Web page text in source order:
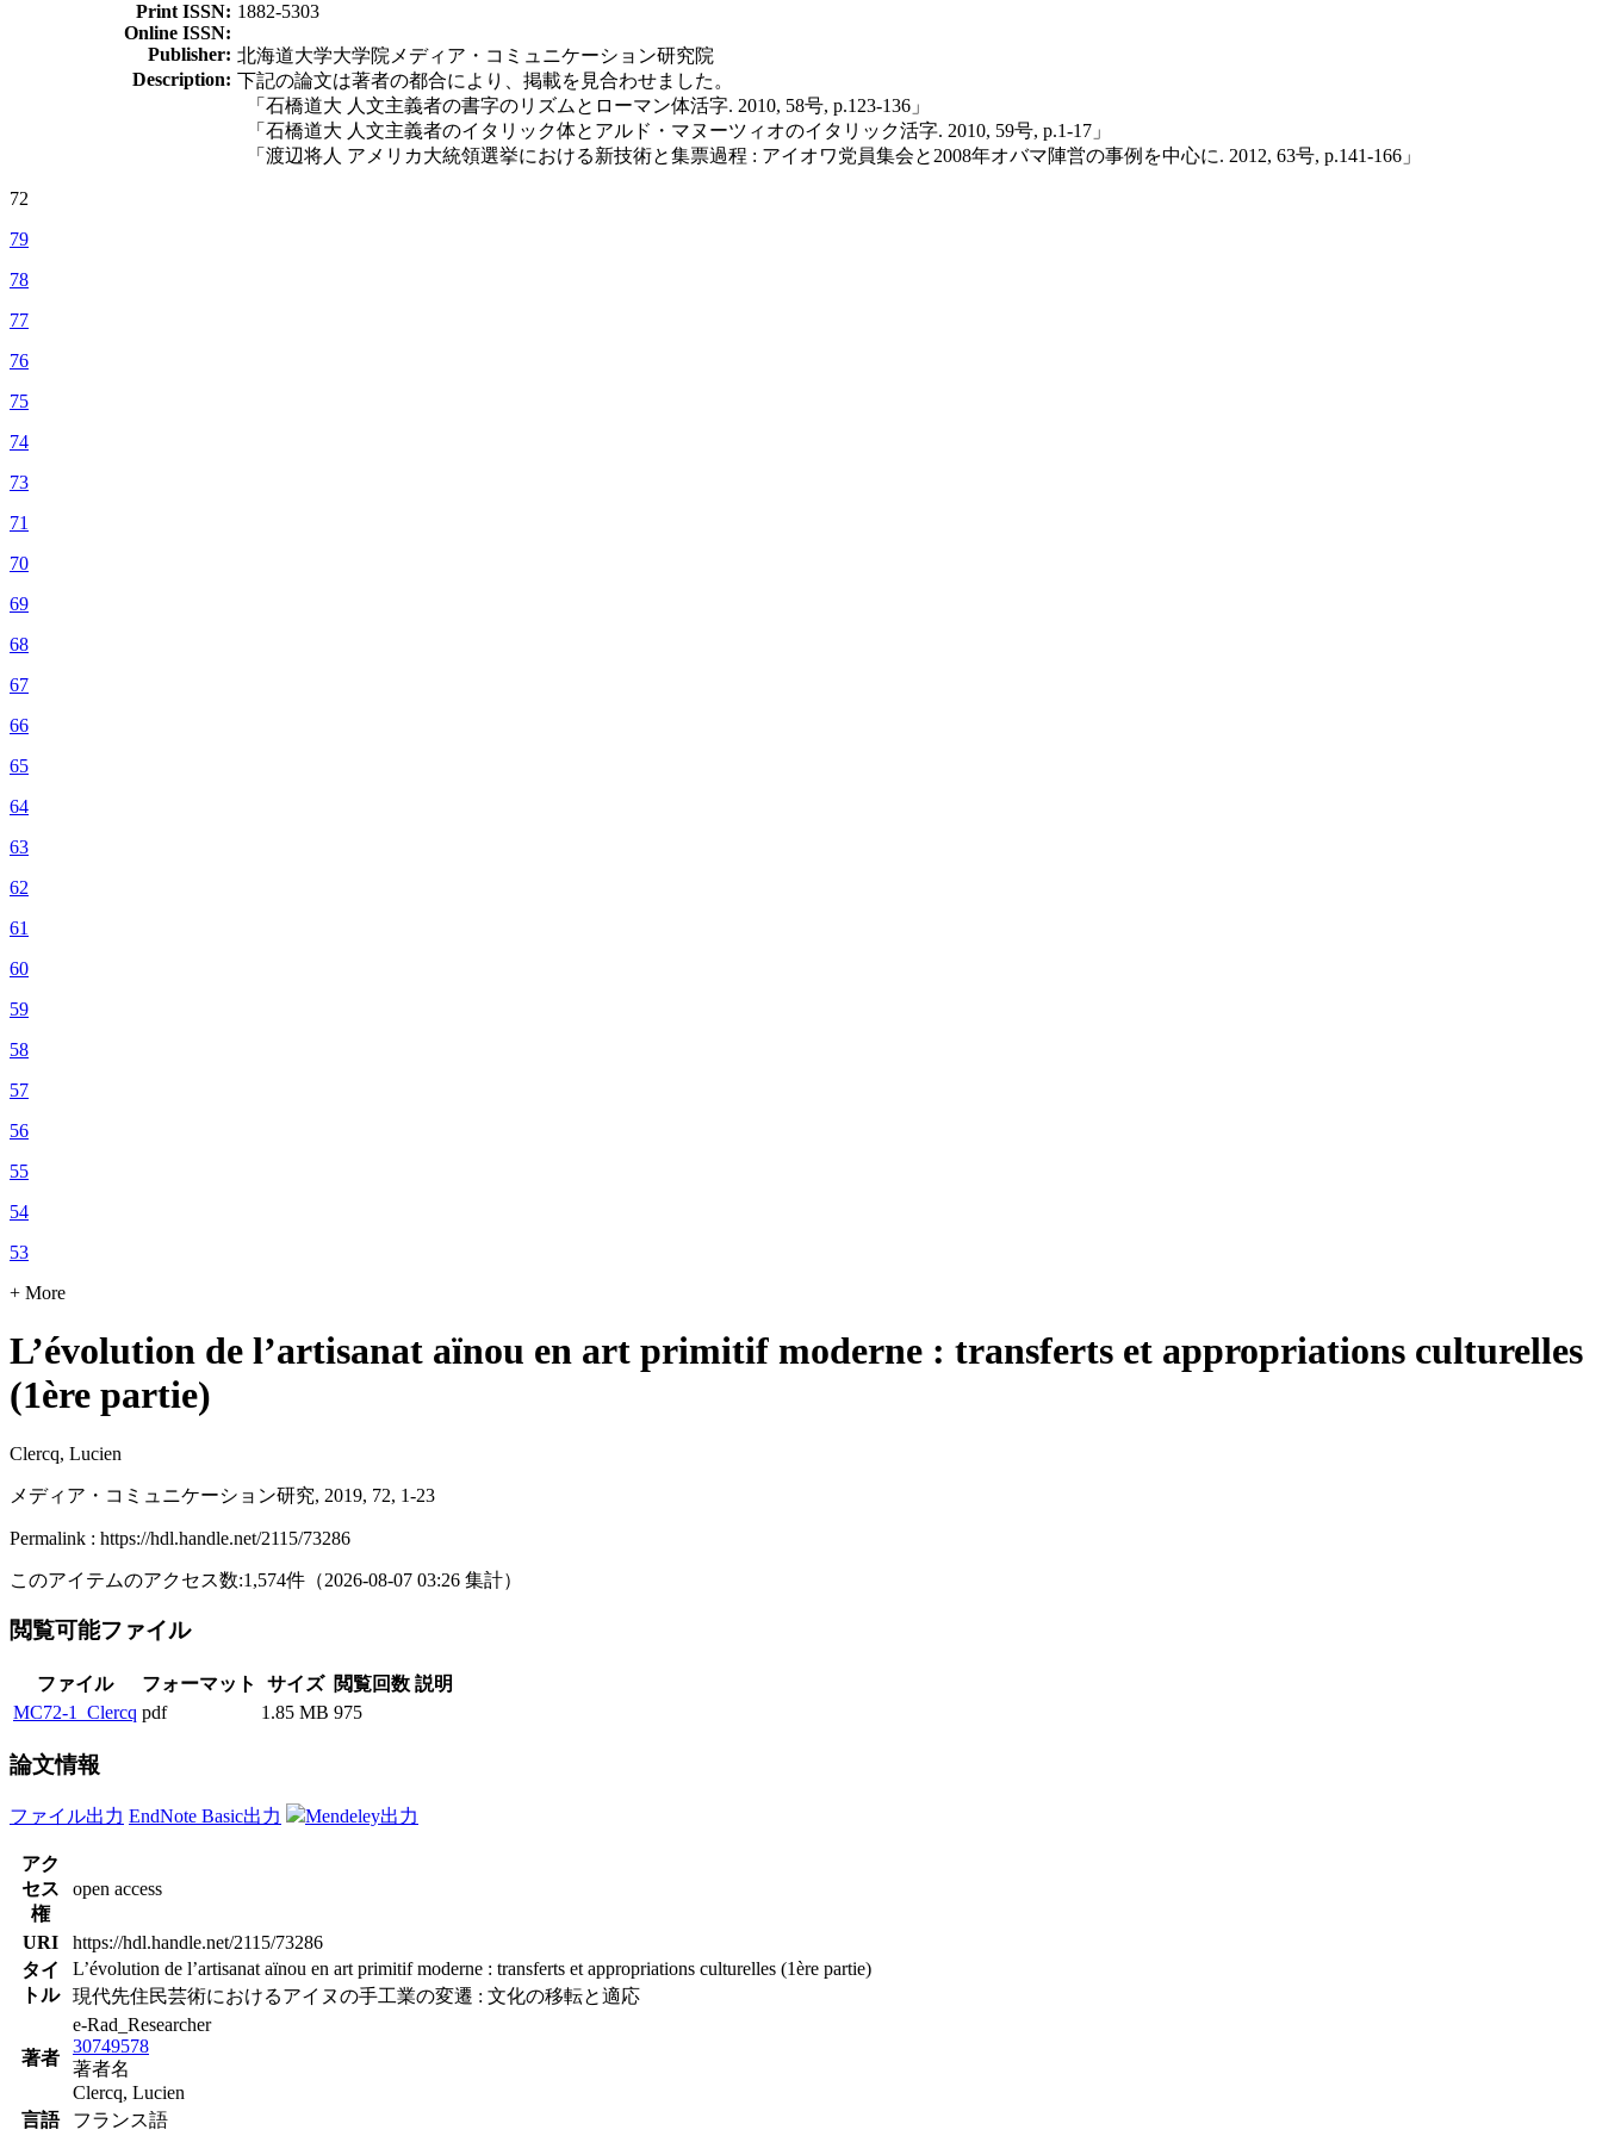
Print ISSN: 1882-5303
Online ISSN:
Publisher: 北海道大学大学院メディア・コミュニケーション研究院
Description: 下記の論文は著者の都合により、掲載を見合わせました。
「石橋道大 人文主義者の書字のリズムとローマン体活字. 2010, 58号, p.123-136」
「石橋道大 人文主義者のイタリック体とアルド・マヌーツィオのイタリック活字. 2010, 59号, p.1-17」
「渡辺将人 アメリカ大統領選挙における新技術と集票過程 : アイオワ党員集会と2008年オバマ陣営の事例を中心に. 2012, 63号, p.141-166」
72
79
78
77
76
75
74
73
71
70
69
68
67
66
65
64
63
62
61
60
59
58
57
56
55
54
53
+ More
L’évolution de l’artisanat aïnou en art primitif moderne : transferts et appropriations culturelles
(1ère partie)
Clercq, Lucien
メディア・コミュニケーション研究, 2019, 72, 1-23
Permalink : https://hdl.handle.net/2115/73286
このアイテムのアクセス数:1,574件 （2026-08-07 03:26 集計）
閲覧可能ファイル
ファイル フォーマット サイズ 閲覧回数 説明
MC72-1_Clercq pdf 1.85 MB 975
論文情報
ファイル出力 EndNote Basic出力 Mendeley出力
アク
セス
権
open access
URI
https://hdl.handle.net/2115/73286
タイ
トル
L’évolution de l’artisanat aïnou en art primitif moderne : transferts et appropriations culturelles (1ère partie)
現代先住民芸術におけるアイヌの手工業の変遷 : 文化の移転と適応
著者
e-Rad_Researcher
30749578
著者名
Clercq, Lucien
言語
フランス語